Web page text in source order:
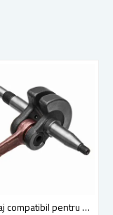
Ambielaj compatibil pentru drujba Husqvarna 365, 371, 372